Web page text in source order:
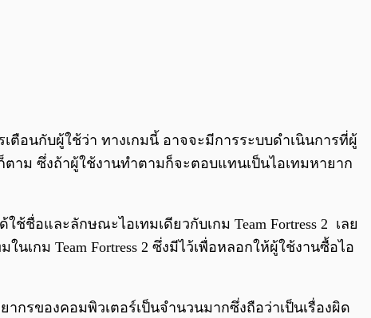
เตือนกับผู้ใช้ว่า ทางเกมนี้ อาจจะมีการระบบดำเนินการที่ผู้
ตาม ซึ่งถ้าผู้ใช้งานทำตามก็จะตอบแทนเป็นไอเทมหายาก
ช้ชื่อและลักษณะไอเทมเดียวกับเกม Team Fortress 2 เลย
กม Team Fortress 2 ซึ่งมีไว้เพื่อหลอกให้ผู้ใช้งานซื้อไอ
กรของคอมพิวเตอร์​เป็นจำนวนมากซึ่งถือว่าเป็นเรื่องผิด